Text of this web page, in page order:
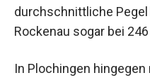
durchschnittliche
Rockenau sogar bei
In Plochingen